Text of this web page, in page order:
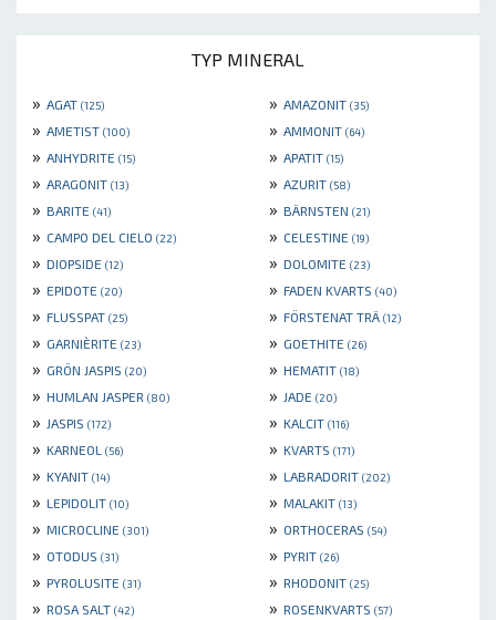
TYP MINERAL
» AGAT (125) » AMAZONIT (35)
» AMETIST (100) » AMMONIT (64)
» ANHYDRITE (15) » APATIT (15)
» ARAGONIT (13) » AZURIT (58)
» BARITE (41) » BÄRNSTEN (21)
» CAMPO DEL CIELO (22) » CELESTINE (19)
» DIOPSIDE (12) » DOLOMITE (23)
» EPIDOTE (20) » FADEN KVARTS (40)
» FLUSSPAT (25) » FÖRSTENAT TRÄ (12)
» GARNIÈRITE (23) » GOETHITE (26)
» GRÖN JASPIS (20) » HEMATIT (18)
» HUMLAN JASPER (80) » JADE (20)
» JASPIS (172) » KALCIT (116)
» KARNEOL (56) » KVARTS (171)
» KYANIT (14) » LABRADORIT (202)
» LEPIDOLIT (10) » MALAKIT (13)
» MICROCLINE (301) » ORTHOCERAS (54)
» OTODUS (31) » PYRIT (26)
» PYROLUSITE (31) » RHODONIT (25)
» ROSA SALT (42) » ROSENKVARTS (57)